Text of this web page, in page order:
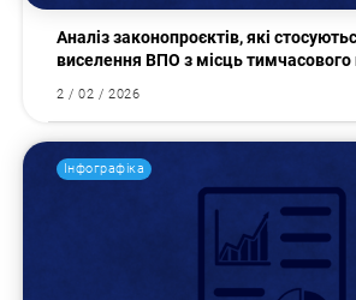
Аналіз законопроєктів, які
виселення ВПО з місць
2 / 02 / 2026
Інфографіка